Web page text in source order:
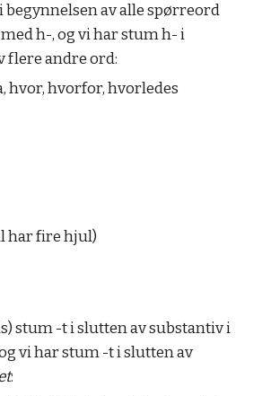
begynnelsen av alle spørreord
h-, og vi har stum h- i
flere andre ord:
hvor, hvorfor, hvorledes
har fire hjul)
stum -t i slutten av substantiv i
vi har stum -t i slutten av
: